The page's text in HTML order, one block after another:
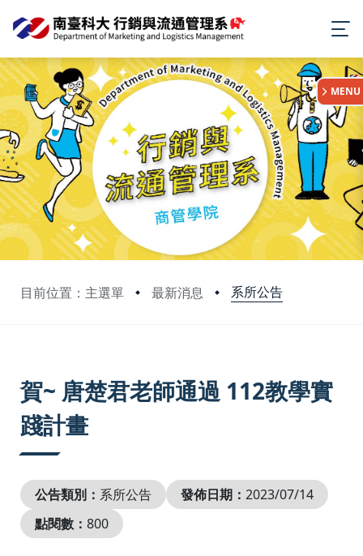
目前位置：主選單 最新消息 系所公告
:::
MENU
賀~ 唐楚君老師通過 112教學實
踐計畫
公告類別： 系所公告 發佈日期： 2023/07/14
點閱數： 800